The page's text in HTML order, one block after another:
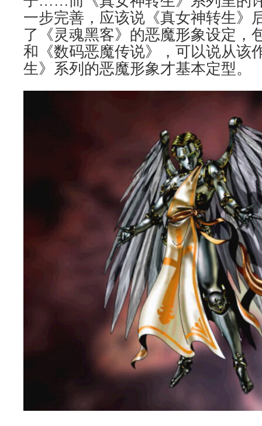
一步完善，应该说《真女神转生》
了《灵魂黑客》的恶魔形象设定，
和《数码恶魔传说》，可以说从该
生》系列的恶魔形象才基本定型。